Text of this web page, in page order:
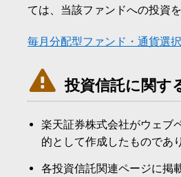
ては、当該ファンドへの投資
毎月分配型ファンド・通貨選
 投資信託に関す
楽天証券株式会社がウェブ
的として作成したものであ
各投資信託関連ページに掲